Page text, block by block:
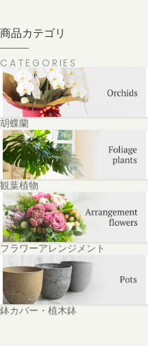
商品カテゴリ
CATEGORIES
胡蝶蘭
観葉植物
フラワーアレンジメント
鉢カバー・植木鉢